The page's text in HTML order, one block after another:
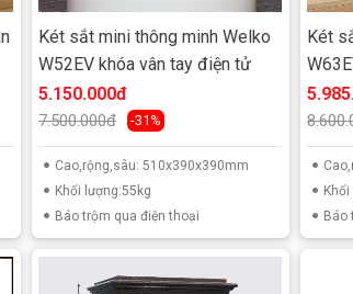
Két sắt mini thông minh Welko
W52EV khóa vân tay điện tử
5.150.000đ
7.500.000đ -31%
Cao,rộng,sâu: 510x390x390mm
Khối lượng:55kg
Báo trộm qua điện thoại
Két
Báo